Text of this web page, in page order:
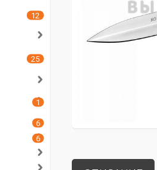
12
25
1
6
6